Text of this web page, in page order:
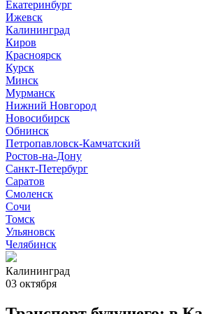
Екатеринбург
Ижевск
Калининград
Киров
Красноярск
Курск
Минск
Мурманск
Нижний Новгород
Новосибирск
Обнинск
Петропавловск-Камчатский
Ростов-на-Дону
Санкт-Петербург
Саратов
Смоленск
Сочи
Томск
Ульяновск
Челябинск
Калининград
03 октября